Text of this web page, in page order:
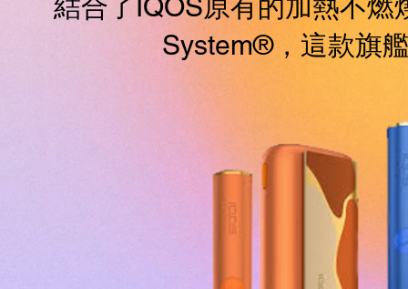
結合了IQOS原有的加熱不
System®，這款旗